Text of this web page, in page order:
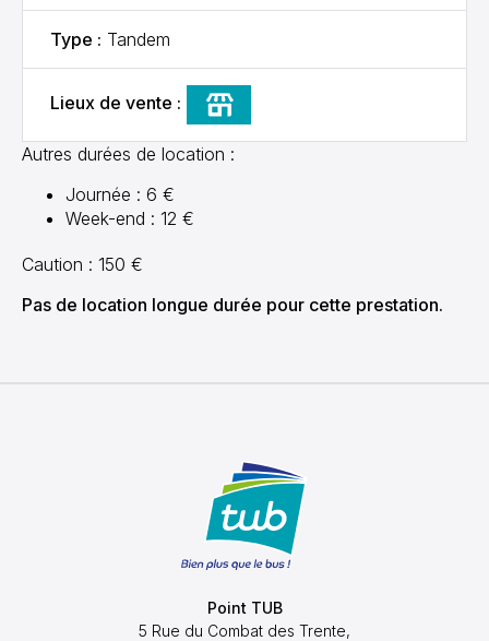
Type : Tandem
Lieux de vente :
Agence Rou'libre
Autres durées de location :
Journée : 6 €
Week-end : 12 €
Caution : 150 €
Pas de location longue durée pour cette prestation.
Point TUB
5 Rue du Combat des Trente,